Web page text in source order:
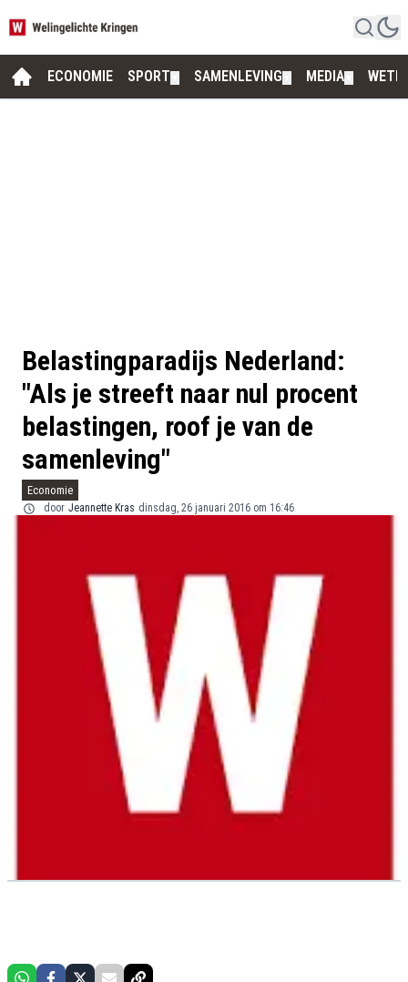
ECONOMIE SPORT SAMENLEVING MEDIA
Belastingparadijs Nederland:
"Als je streeft naar nul procent
belastingen, roof je van de
samenleving"
Economie
door Jeannette Kras dinsdag, 26 januari 2016 om 16:46